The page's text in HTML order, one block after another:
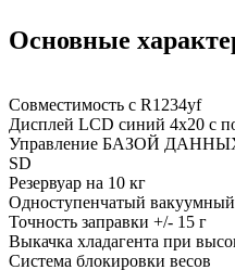
Основные
Совместимость с R1234yf
Дисплей LCD синий 4x20 с
Управление БАЗОЙ ДАННЫХ
SD
Резервуар на 10 кг
Одноступенчатый вакуумный
Точность заправки +/- 15 г
Выкачка хладагента при
Система блокировки весов